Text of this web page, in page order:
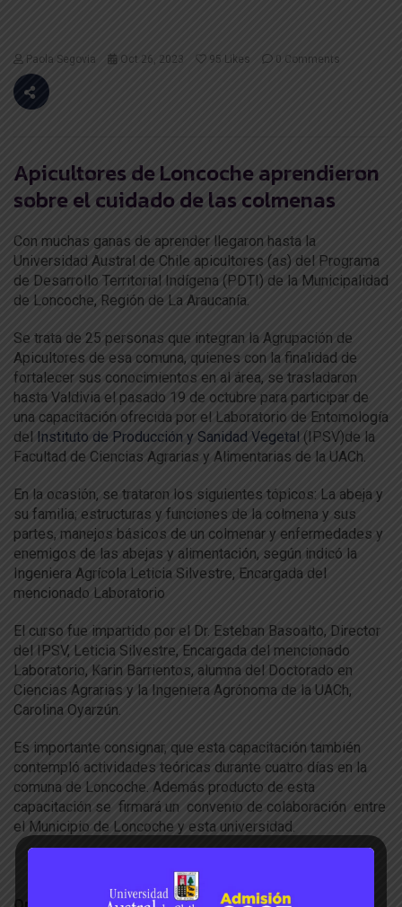
Paola Segovia Oct 26, 2023 95 Likes 0 Comments
Apicultores de Loncoche aprendieron
sobre el cuidado de las colmenas
Con muchas ganas de aprender llegaron hasta la
Universidad Austral de Chile apicultores (as) del Programa
de Desarrollo Territorial Indígena (PDTI) de la Municipalidad
de Loncoche, Región de La Araucanía.
Se trata de 25 personas que integran la Agrupación de
Apicultores de esa comuna, quienes con la finalidad de
fortalecer sus conocimientos en al área, se trasladaron
hasta Valdivia el pasado 19 de octubre para participar de
una capacitación ofrecida por el Laboratorio de Entomología
del Instituto de Producción y Sanidad Vegetal (IPSV)de la
Facultad de Ciencias Agrarias y Alimentarias de la UACh.
En la ocasión, se trataron los siguientes tópicos: La abeja y
su familia; estructuras y funciones de la colmena y sus
partes, manejos básicos de un colmenar y enfermedades y
enemigos de las abejas y alimentación, según indicó la
Ingeniera Agrícola Leticia Silvestre, Encargada del
mencionado Laboratorio
El curso fue impartido por el Dr. Esteban Basoalto, Director
del IPSV, Leticia Silvestre, Encargada del mencionado
Laboratorio, Karin Barrientos, alumna del Doctorado en
Ciencias Agrarias y la Ingeniera Agrónoma de la UACh,
Carolina Oyarzún.
Es importante consignar, que esta capacitación también
contempló actividades teóricas durante cuatro días en la
comuna de Loncoche. Además producto de esta
capacitación se firmará un convenio de colaboración entre
el Municipio de Loncoche y esta universidad.